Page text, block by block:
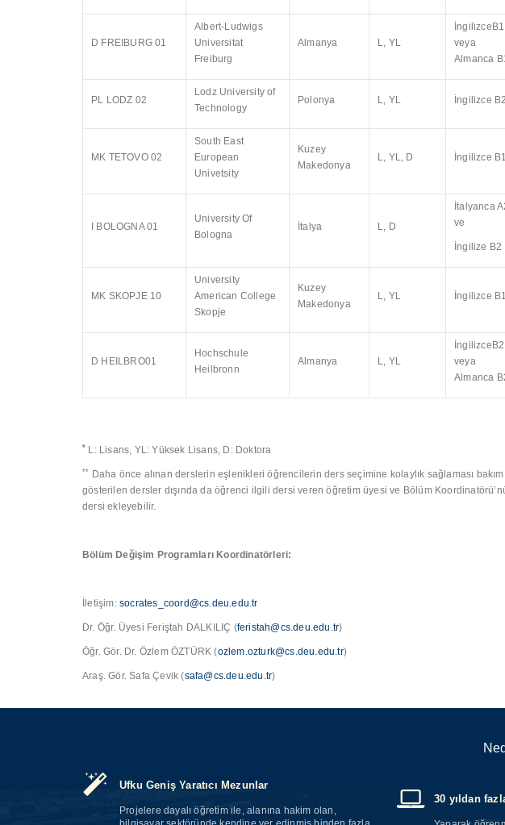
D FREIBURG 01
Albert-Ludwigs
Universitat
Freiburg
Almanya L, YL
İngilizceB1
veya
Almanca
PL LODZ 02
Lodz University of
Technology
Polonya L, YL İngilizce B2
MK TETOVO 02
South East
European
Univetsity
Kuzey
Makedonya
L, YL, D İngilizce B1
I BOLOGNA 01
University Of
Bologna
İtalya L, D
İtalyanca
ve
İngilize B2
MK SKOPJE 10
University
American College
Skopje
Kuzey
Makedonya
L, YL İngilizce B1
D HEILBRO01
Hochschule
Heilbronn
Almanya L, YL
İngilizceB2
veya
Almanca
* L: Lisans, YL: Yüksek Lisans, D: Doktora
** Daha önce alınan derslerin eşlenikleri öğrencilerin ders seçimine kolaylık sağlaması
gösterilen dersler dışında da öğrenci ilgili dersi veren öğretim üyesi ve Bölüm
dersi ekleyebilir.
Bölüm Değişim Programları Koordinatörleri:
İletişim:socrates_coord@cs.deu.edu.tr
Dr. Öğr. Üyesi Feriştah DALKILIÇ (feristah@cs.deu.edu.tr)
Öğr. Gör. Dr. Özlem ÖZTÜRK (ozlem.ozturk@cs.deu.edu.tr)
Araş. Gör. Safa Çevik (safa@cs.deu.edu.tr)
Ufku Geniş Yaratıcı Mezunlar
Projelere dayalı öğretim ile, alanına hakim olan,
30 yıldan